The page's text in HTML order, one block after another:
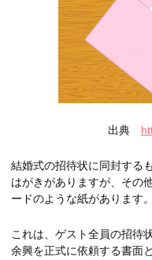
出典
結婚式の招待状に同封する
はがきがありますが、その
ードのような紙があります。
これは、ゲスト全員の招待
余興を正式に依頼する書面